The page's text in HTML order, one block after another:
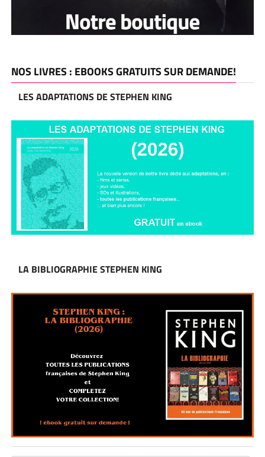
NOS LIVRES : EBOOKS GRATUITS SUR DEMANDE!
LES ADAPTATIONS DE STEPHEN KING
LA BIBLIOGRAPHIE STEPHEN KING